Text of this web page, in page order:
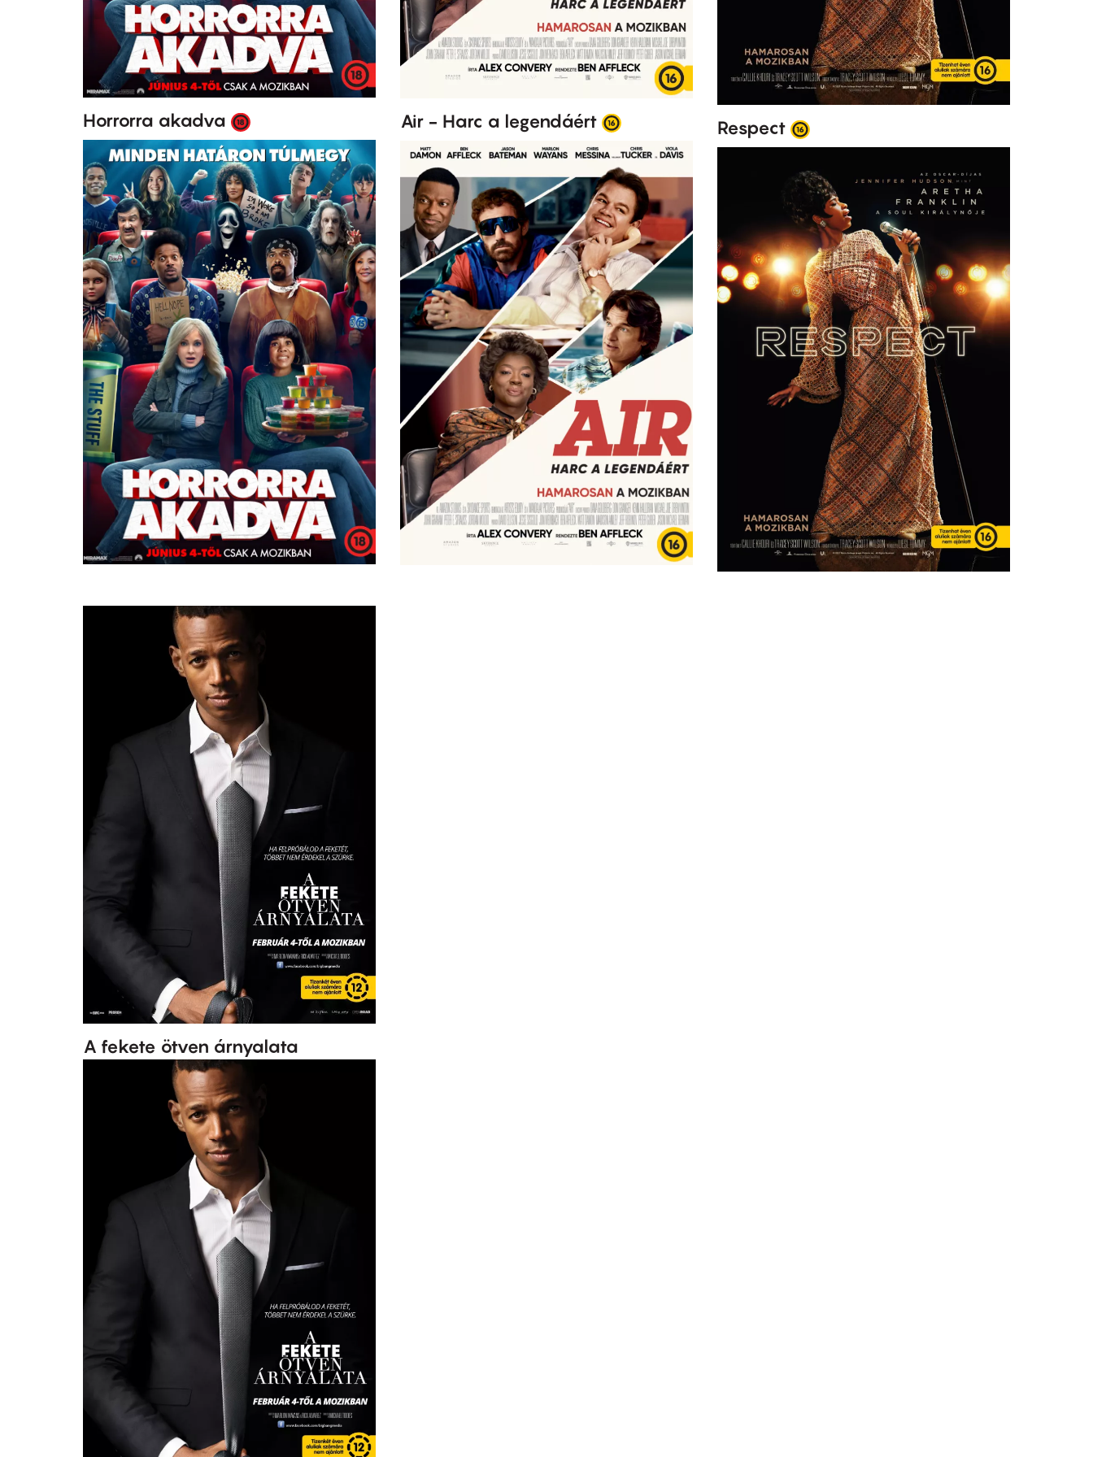
Horrorra akadva Air - Harc a legendáért Respect
A fekete ötven árnyalata